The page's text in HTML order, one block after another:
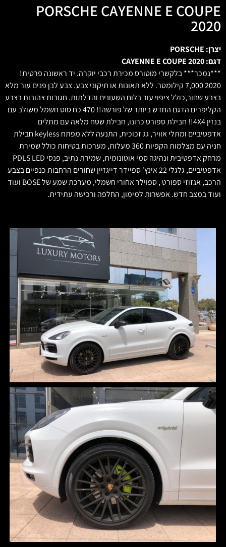
PORSCHE CAYENNE E COUPE
2020
יצרן: PORSCHE
דגם: CAYENNE E COUPE 2020
***נמכר*** בלקשרי מוטורס מכירת רכבי יוקרה. יד ראשונה פרטית!
2020 7,000 קילומטר. ללא תאונות או תיקוני צבע. צבע לבן פנים עור מלא
בצבע שחור,כולל ציפוי עור בלוח השעונים והדלתות. חגורות צהובות בצבע
הקליפרים הדגם החדש ביותר של פורשה!! 470 כח סוס חשמל משולב עם
בנזין 4X4!! חבילת ספורט כרונו, חבילת שטח מלאה עם מתלים
אדפטיביים ומתלי אוויר, גג זכוכית, התנעה ללא מפתח keyless חבילת
חניה עם מצלמות הקפיות 360 מעלות, מערכות בטיחות כולל שמירת
מרחק אדפטיבית ונהיגה סמי אוטונומית, שמירת נתיב, פנסי PDLS LED
אדפטיביים, גלגלי 22 אינץ' ספיידר דייגזיין שחורים הרחבות כנפיים בצבע
הרכב, אגזוזי ספורט , ספוילר אחורי חשמלי, מערכת שמע של BOSE ועוד
ועוד במצב חדש. אפשרות למימון, החלפה ורכישה עתידית.